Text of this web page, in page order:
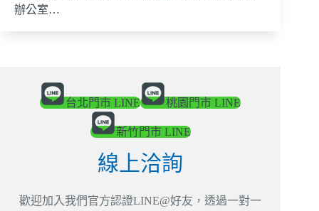
辦公室…
台北門市 LINE 桃園門市 LINE
新竹門市 LINE
線上洽詢
歡迎加入我們官方認證LINE@好友，透過一對一